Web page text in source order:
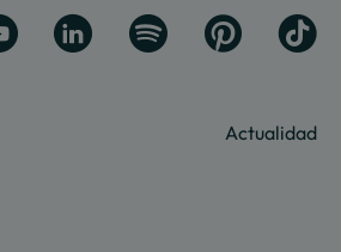
Actualidad